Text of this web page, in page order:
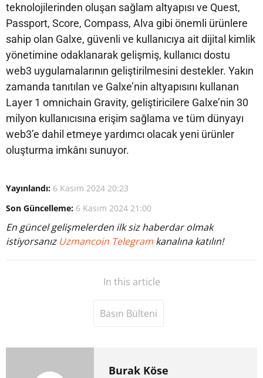
teknolojilerinden oluşan sağlam altyapısı ve Quest,
Passport, Score, Compass, Alva gibi önemli ürünlere
sahip olan Galxe, güvenli ve kullanıcıya ait dijital kimlik
yönetimine odaklanarak gelişmiş, kullanıcı dostu
web3 uygulamalarının geliştirilmesini destekler. Yakın
zamanda tanıtılan ve Galxe’nin altyapısını kullanan
Layer 1 omnichain Gravity, geliştiricilere Galxe’nin 30
milyon kullanıcısına erişim sağlama ve tüm dünyayı
web3’e dahil etmeye yardımcı olacak yeni ürünler
oluşturma imkânı sunuyor.
Yayınlandı: 6 Kasım 2024 20:23
Son Güncelleme: 6 Kasım 2024 21:00
En güncel gelişmelerden ilk siz haberdar olmak
istiyorsanız Uzmancoin Telegram kanalına katılın!
In this article
Basın Bülteni
Burak Köse